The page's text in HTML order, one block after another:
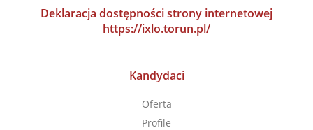
Deklaracja dostępności strony internetowej
https://ixlo.torun.pl/
Kandydaci
Oferta
Profile